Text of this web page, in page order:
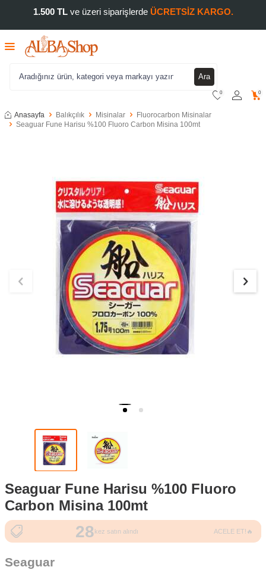
1.500 TLve üzeri siparişlerde ÜCRETSİZ KARGO.
Ara
0 0
Anasayfa Balıkçılık Misinalar
Fluorocarbon Misinalar
Seaguar Fune Harisu %100 Fluoro Carbon Misina 100mt
Seaguar Fune Harisu %100 Fluoro
Carbon Misina 100mt
28 kez satın alındı
471kez görüntülendi ACELE ET!🔥
Seaguar